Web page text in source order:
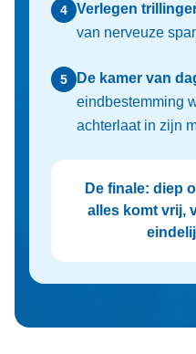
4 Verlegen
van nerveuze
5 De kamer van
eindbestemming
achterlaat in zijn
De finale: diep
alles komt vrij,